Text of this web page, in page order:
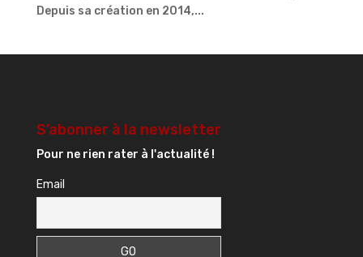
Depuis sa création en 2014,...
S’abonner à la newsletter
Pour ne rien rater à l'actualité !
Email